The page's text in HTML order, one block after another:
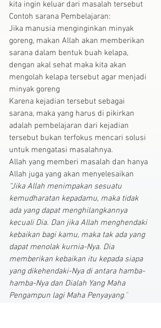
kita ingin keluar dari masalah tersebut
Contoh sarana Pembelajaran:
Jika manusia menginginkan minyak
goreng, makan Allah akan memberikan
sarana dalam bentuk buah kelapa,
dengan akal sehat maka kita akan
mengolah kelapa tersebut agar menjadi
minyak goreng
Karena kejadian tersebut sebagai
sarana, maka yang harus di pikirkan
adalah pembelajaran dari kejadian
tersebut bukan terfokus mencari solusi
untuk mengatasi masalahnya.
Allah yang memberi masalah dan hanya
Allah juga yang akan menyelesaikan
“Jika Allah menimpakan sesuatu
kemudharatan kepadamu, maka tidak
ada yang dapat menghilangkannya
kecuali Dia. Dan jika Allah menghendaki
kebaikan bagi kamu, maka tak ada yang
dapat menolak kurnia-Nya. Dia
memberikan kebaikan itu kepada siapa
yang dikehendaki-Nya di antara hamba-
hamba-Nya dan Dialah Yang Maha
Pengampun lagi Maha Penyayang.”